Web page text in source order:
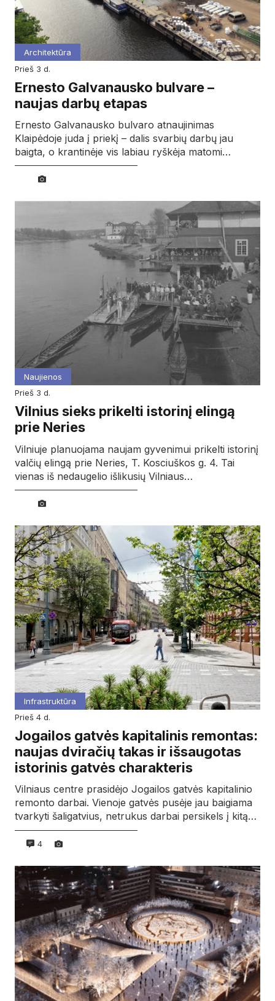
Architektūra
prieš 3 d.
Ernesto Galvanausko bulvare –
naujas darbų etapas
Ernesto Galvanausko bulvaro atnaujinimas
Klaipėdoje juda į priekį – dalis svarbių darbų jau
baigta, o krantinėje vis labiau ryškėja matomi…
Naujienos
prieš 3 d.
Vilnius sieks prikelti istorinį elingą
prie Neries
Vilniuje planuojama naujam gyvenimui prikelti istorinį
valčių elingą prie Neries, T. Kosciuškos g. 4. Tai
vienas iš nedaugelio išlikusių Vilniaus…
Infrastruktūra
prieš 4 d.
Jogailos gatvės kapitalinis remontas:
naujas dviračių takas ir išsaugotas
istorinis gatvės charakteris
Vilniaus centre prasidėjo Jogailos gatvės kapitalinio
remonto darbai. Vienoje gatvės pusėje jau baigiama
tvarkyti šaligatvius, netrukus darbai persikels į kitą…
4